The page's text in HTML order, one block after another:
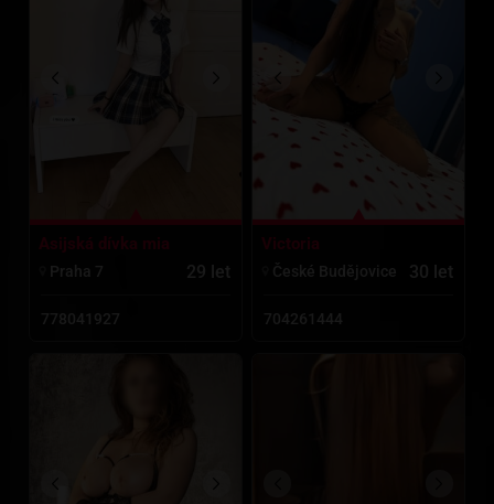
Asijská dívka mia
29 let
Praha 7
778041927
Victoria
30 let
České Budějovice
704261444